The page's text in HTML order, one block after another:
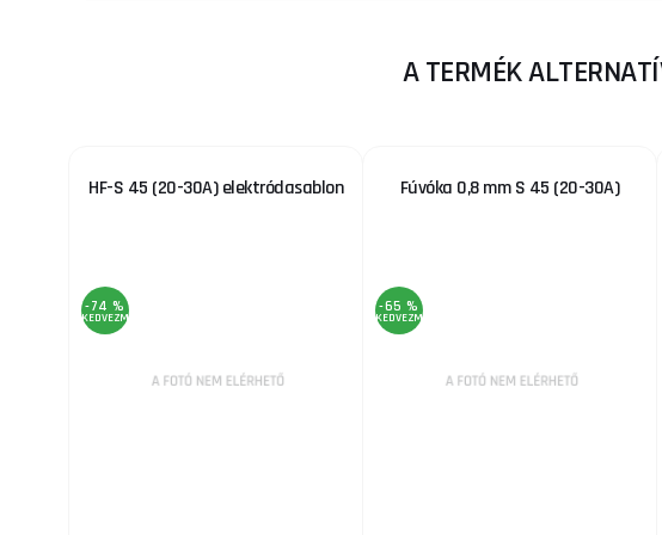
A TERMÉK
HF-S 45 (20-30A) elektródasablon
-74 %
KEDVEZMÉNY
Fúvóka 0,8 mm S 45 (20-30A)
-65 %
KEDVEZMÉNY